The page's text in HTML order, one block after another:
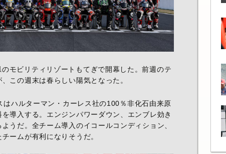
モビリティリゾートもてぎで開幕した。前週のテ
この週末は春らしい陽気となった。
ハルターマン・カーレス社の100％非化石由来原
導入する。エンジンパワーダウン、エンブレ効き
うだ。全チーム導入のイコールコンディション、
ームが有利になりそうだ。